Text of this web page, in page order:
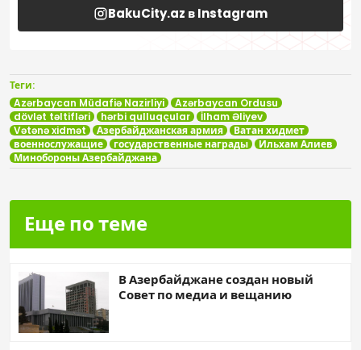
BakuCity.az в Instagram
Теги:
Azərbaycan Müdafiə Nazirliyi
Azərbaycan Ordusu
dövlət təltifləri
hərbi qulluqçular
İlham Əliyev
Vətənə xidmət
Азербайджанская армия
Ватан хидмет
военнослужащие
государственные награды
Ильхам Алиев
Минобороны Азербайджана
Еще по теме
В Азербайджане создан новый
Совет по медиа и вещанию